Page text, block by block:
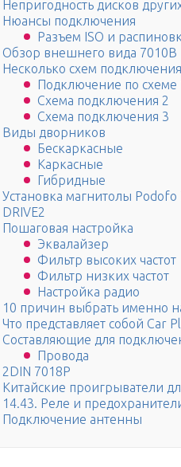
Непригодность дисков
Нюансы подключения
Разъем ISO и
Обзор внешнего вида 7010B
Несколько схем подключения
Подключение по схеме
Схема подключения 2
Схема подключения 3
Виды дворников
Бескаркасные
Каркасные
Гибридные
Установка магнитолы
DRIVE2
Пошаговая настройка
Эквалайзер
Фильтр высоких частот
Фильтр низких частот
Настройка радио
10 причин выбрать именно
Что представляет собой Car
Составляющие для
Провода
2DIN 7018P
Китайские проигрыватели
14.43. Реле и
Подключение антенны